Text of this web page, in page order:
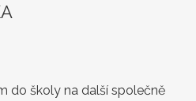
do školy na další společně